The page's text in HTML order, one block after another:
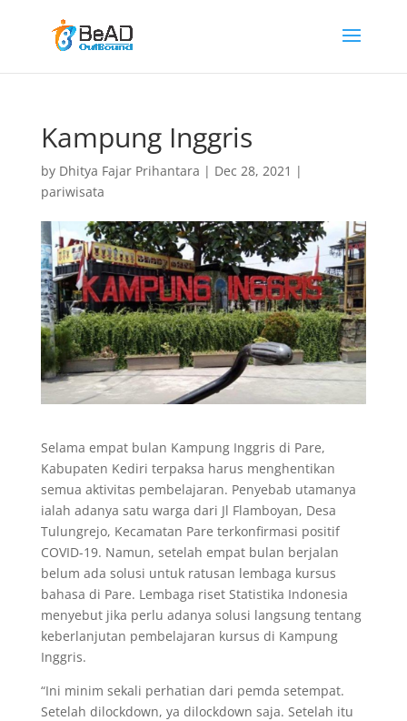
Kampung Inggris
by Dhitya Fajar Prihantara | Dec 28, 2021 |
pariwisata
Selama empat bulan Kampung Inggris di Pare,
Kabupaten Kediri terpaksa harus menghentikan
semua aktivitas pembelajaran. Penyebab utamanya
ialah adanya satu warga dari Jl Flamboyan, Desa
Tulungrejo, Kecamatan Pare terkonfirmasi positif
COVID-19. Namun, setelah empat bulan berjalan
belum ada solusi untuk ratusan lembaga kursus
bahasa di Pare. Lembaga riset Statistika Indonesia
menyebut jika perlu adanya solusi langsung tentang
keberlanjutan pembelajaran kursus di Kampung
Inggris.
“Ini minim sekali perhatian dari pemda setempat.
Setelah dilockdown, ya dilockdown saja. Setelah itu